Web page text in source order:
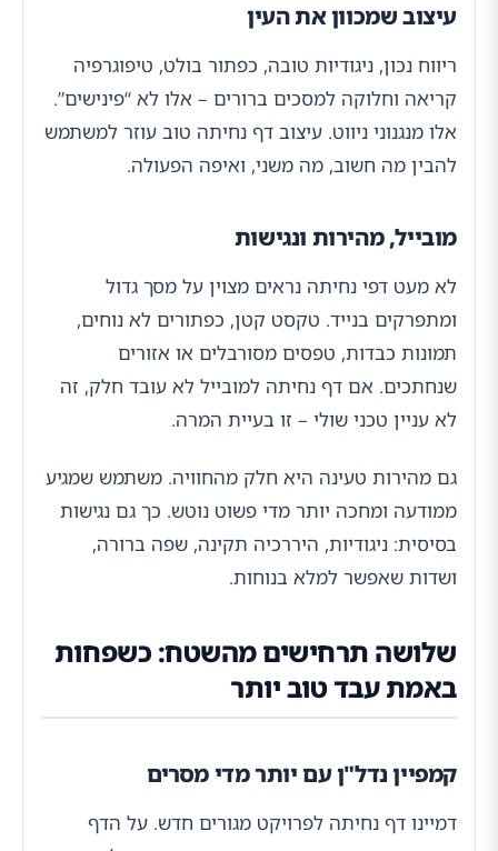
עיצוב שמכוון את העין
ריווח נכון, ניגודיות טובה, כפתור בולט, טיפוגרפיה
קריאה וחלוקה למסכים ברורים – אלו לא “פינישים”.
אלו מנגנוני ניווט. עיצוב דף נחיתה טוב עוזר למשתמש
להבין מה חשוב, מה משני, ואיפה הפעולה.
מובייל, מהירות ונגישות
לא מעט דפי נחיתה נראים מצוין על מסך גדול
ומתפרקים בנייד. טקסט קטן, כפתורים לא נוחים,
תמונות כבדות, טפסים מסורבלים או אזורים
שנחתכים. אם דף נחיתה למובייל לא עובד חלק, זה
לא עניין טכני שולי – זו בעיית המרה.
גם מהירות טעינה היא חלק מהחוויה. משתמש שמגיע
ממודעה ומחכה יותר מדי פשוט נוטש. כך גם נגישות
בסיסית: ניגודיות, היררכיה תקינה, שפה ברורה,
ושדות שאפשר למלא בנוחות.
שלושה תרחישים מהשטח: כשפחות
באמת עבד טוב יותר
קמפיין נדל"ן עם יותר מדי מסרים
דמיינו דף נחיתה לפרויקט מגורים חדש. על הדף